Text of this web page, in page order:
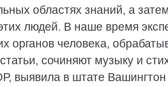
областях знаний, а
людей. В наше время
органов человека,
сочиняют музыку и
выявила в штате